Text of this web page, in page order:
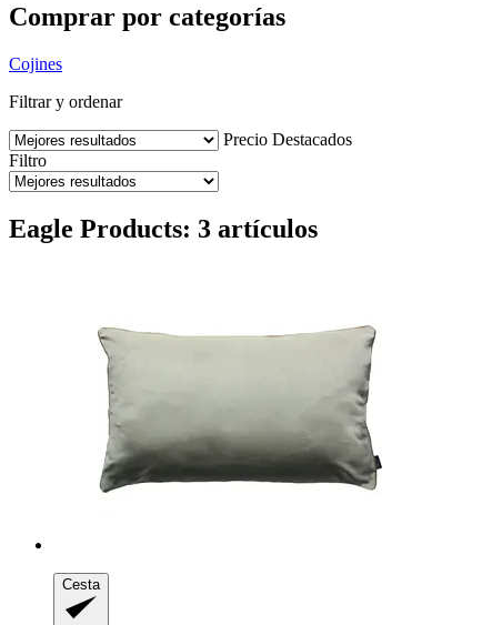
Comprar por categorías
Cojines
Filtrar y ordenar
Precio Destacados
Filtro
Eagle Products: 3 artículos
Cesta